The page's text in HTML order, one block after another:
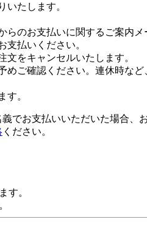
いたします。
のお支払いに関するご案内メ
支払いください。
をキャンセルいたします。
ご確認ください。連休時な
す。
お支払いいただいた場合、
ください。
す。